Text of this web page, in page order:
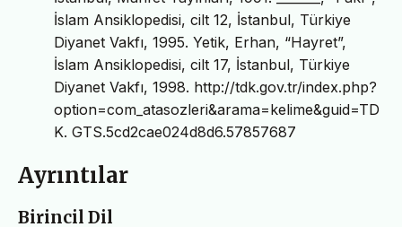
İslam Ansiklopedisi, cilt 12, İstanbul, Türkiye
Diyanet Vakfı, 1995. Yetik, Erhan, “Hayret”,
İslam Ansiklopedisi, cilt 17, İstanbul, Türkiye
Diyanet Vakfı, 1998. http://tdk.gov.tr/index.php?
option=com_atasozleri&arama=kelime&guid=TD
K. GTS.5cd2cae024d8d6.57857687
Ayrıntılar
Birincil Dil